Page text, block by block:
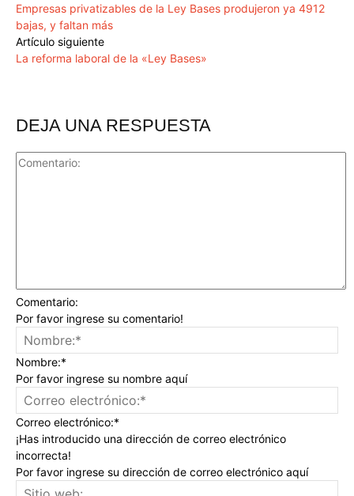
Empresas privatizables de la Ley Bases produjeron ya 4912
bajas, y faltan más
Artículo siguiente
La reforma laboral de la «Ley Bases»
DEJA UNA RESPUESTA
Comentario:
Por favor ingrese su comentario!
Nombre:*
Por favor ingrese su nombre aquí
Correo electrónico:*
¡Has introducido una dirección de correo electrónico
incorrecta!
Por favor ingrese su dirección de correo electrónico aquí